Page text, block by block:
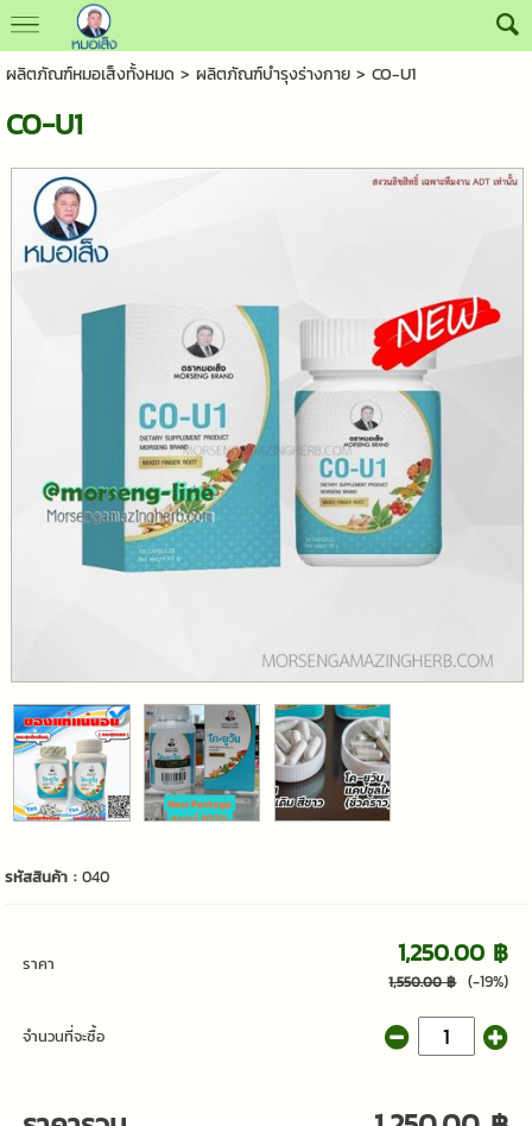
ผลิตภัณฑ์หมอเส็งทั้งหมด > ผลิตภัณฑ์บำรุงร่างกาย> CO-U1
CO-U1
รหัสสินค้า :040
ราคา 1,250.00 ฿
1,550.00 ฿ (-19%)
จำนวนที่จะซื้อ